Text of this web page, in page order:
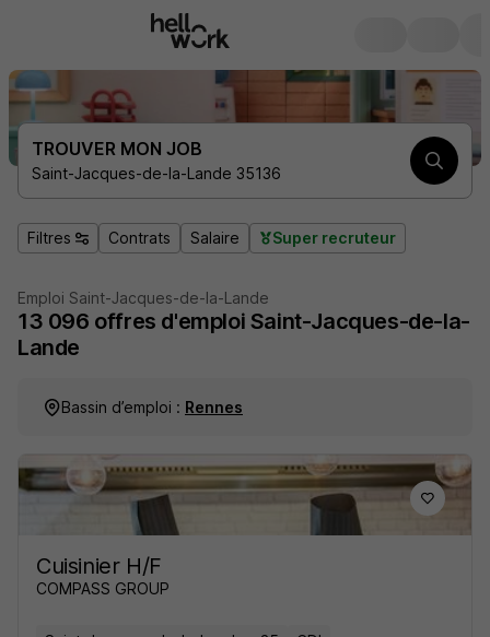
TROUVER MON JOB
Saint-Jacques-de-la-Lande 35136
Filtres Contrats Salaire Super recruteur
Emploi Saint-Jacques-de-la-Lande
13 096 offres d'emploi Saint-Jacques-de-la-
Lande
Bassin d’emploi : Rennes
Cuisinier H/F
COMPASS GROUP